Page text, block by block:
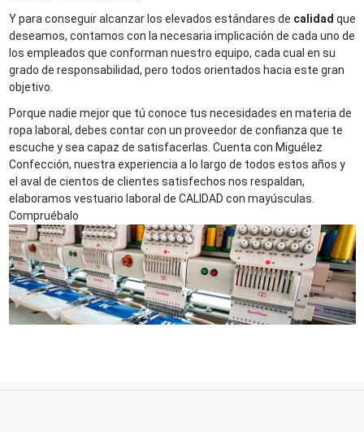
Y para conseguir alcanzar los elevados estándares de calidad que
deseamos, contamos con la necesaria implicación de cada uno de
los empleados que conforman nuestro equipo, cada cual en su
grado de responsabilidad, pero todos orientados hacia este gran
objetivo.
Porque nadie mejor que tú conoce tus necesidades en materia de
ropa laboral, debes contar con un proveedor de confianza que te
escuche y sea capaz de satisfacerlas. Cuenta con Miguélez
Confección, nuestra experiencia a lo largo de todos estos años y
el aval de cientos de clientes satisfechos nos respaldan,
elaboramos vestuario laboral de CALIDAD con mayúsculas.
Compruébalo